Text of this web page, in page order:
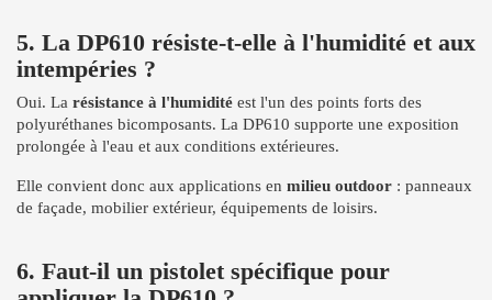
5. La DP610 résiste-t-elle à l'humidité et aux
intempéries ?
Oui. La résistance à l'humidité est l'un des points forts des
polyuréthanes bicomposants. La DP610 supporte une exposition
prolongée à l'eau et aux conditions extérieures.
Elle convient donc aux applications en milieu outdoor : panneaux
de façade, mobilier extérieur, équipements de loisirs.
6. Faut-il un pistolet spécifique pour